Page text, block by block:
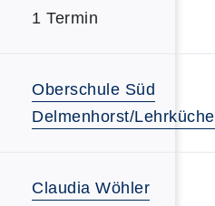
1 Termin
Oberschule Süd
Delmenhorst/Lehrküche
Claudia Wöhler